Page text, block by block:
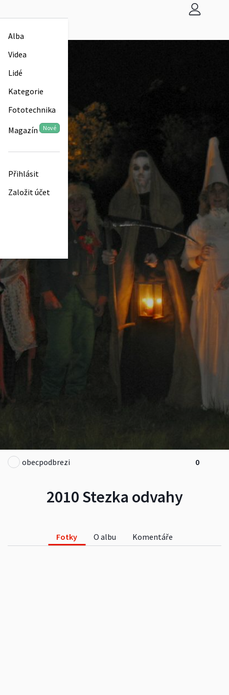
Alba
Videa
Lidé
Kategorie
Fototechnika
Magazín Nové
Přihlásit
Založit účet
2010 Stezka odvahy
obecpodbrezi 0
Fotky O albu Komentáře